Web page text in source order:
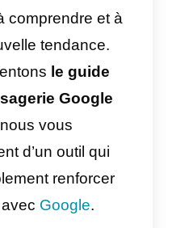
d’une
le fait surGoogle
ces clients
les entreprises
Parce que
n’utilisent pas les
My